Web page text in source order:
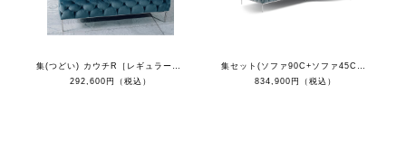
集(つどい) カウチR［レギュラーカラー］
292,600円（税込）
集セット(ソファ90C+ソファ45C+カウチL+クッション)
834,900円（税込）